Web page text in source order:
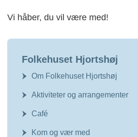
Vi håber, du vil være med!
Folkehuset Hjortshøj
Om Folkehuset Hjortshøj
Aktiviteter og arrangementer
Café
Kom og vær med